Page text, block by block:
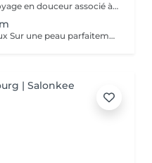
Phase 1 : Réveil & Pureté Un nettoyage en douceur associé à un peeling délicat réveille l'éclat naturel de la peau, la libérant des impuretés et des cellules ternes. Phase 2 : Extraction & Hydratation La technologie brevetée Vortex-Fusion® purifie les pores tout en infusant des actifs hautement hydratants. La peau est fraîche, lisse et repulpée. Phase 3 : Régénération sur mesure Des sérums concentrés en antioxydants, peptides et acide hyaluronique régénèrent la peau tandis qu'un booster premium et la lumière LED viennent personnaliser le soin selon vos besoins spécifiques. Résultat : Une peau éclatante, détoxifiée et lumineuse dès la première séance, le glow Faia dans toute sa splendeur.
Phase 1 : Nettoyage & Peeling doux Sur une peau parfaitement démaquillée, un nettoyage délicat élimine impuretés, excès de sébum et cellules mortes. Un peeling léger à base d'acides salicylique et glycolique désincruste les pores en profondeur et aide à prévenir les imperfections. Phase 2 : Extraction & Hydratation Grâce à la technologie brevetée Vortex-Fusion®, une aspiration douce retire points noirs et comédons tout en infusant des actifs hautement hydratants. La peau est instantanément plus nette, repulpée et éclatante. Phase 3 : Infusion, Protection & Détox Des sérums riches en antioxydants, peptides et acide hyaluronique régénèrent la peau, favorisant détoxification et rajeunissement cellulaire. Un drainage lymphatique complète le soin stimulant ainsi la circulation pour un effet détoxifiant et une peau visiblement revitalisée. Résultat : Une peau fraîche, lumineuse et parfaitement hydratée, sans rougeur, sans temps d'arrêt, simplement éclatante.